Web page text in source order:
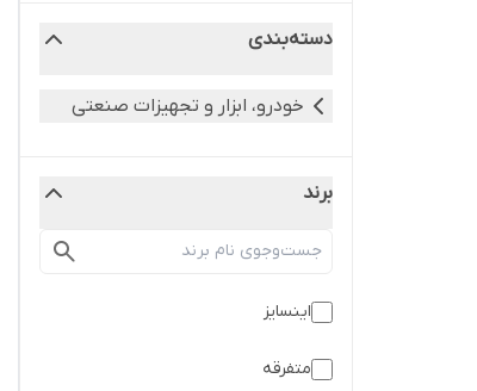
دسته‌بندی
خودرو، ابزار و تجهیزات صنعتی
برند
اینسایز
متفرقه